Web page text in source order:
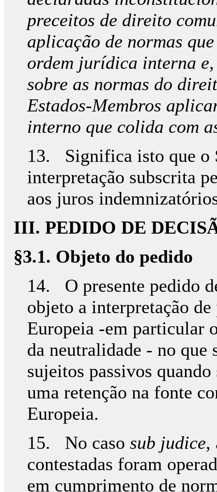
preceitos de direito
aplicação de normas
ordem jurídica interna e,
sobre as normas do
Estados-­Membros
interno que colida com
13. Significa isto que o
interpretação subscrita
aos juros
III. PEDIDO DE
§3.1. Objeto do pedido
14. O presente pedido
objeto a interpretação
Europeia -em particular
da neutralidade - no que
sujeitos passivos
uma retenção na fonte
Europeia.
15. No casosub judice,
contestadas foram
em cumprimento de